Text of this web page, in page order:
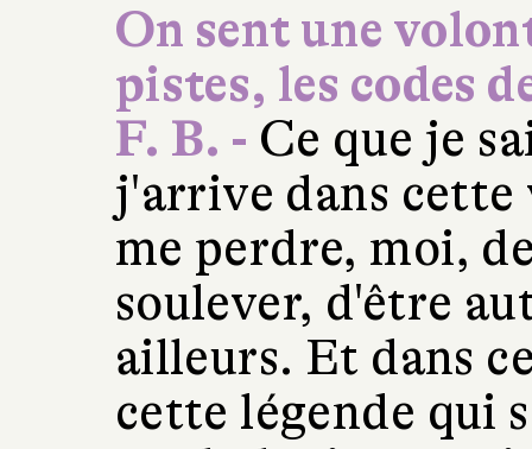
On sent une
pistes, les codes
F. B. - Ce que je
j'arrive dans cette
me perdre, moi,
soulever, d'être
ailleurs. Et dans
cette légende qui